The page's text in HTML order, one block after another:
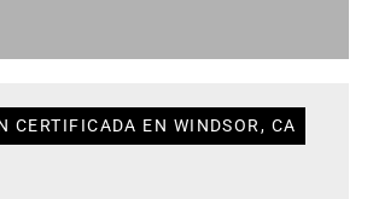
CERTIFICADA EN WINDSOR, CA